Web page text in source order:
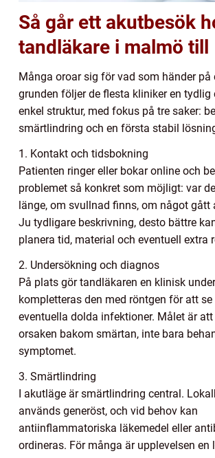
Så går ett akutbesök
tandläkare i malmö till
Många oroar sig för vad som händer på
grunden följer de flesta kliniker en tydlig
enkel struktur, med fokus på tre saker:
smärtlindring och en första stabil
1. Kontakt och tidsbokning
Patienten ringer eller bokar online och
problemet så konkret som möjligt: var
länge, om svullnad finns, om något gått
Ju tydligare beskrivning, desto bättre
planera tid, material och eventuell extra
2. Undersökning och diagnos
På plats gör tandläkaren en klinisk
kompletteras den med röntgen för att se
eventuella dolda infektioner. Målet är
orsaken bakom smärtan, inte bara
symptomet.
3. Smärtlindring
I akutläge är smärtlindring central.
används generöst, och vid behov kan
antiinflammatoriska läkemedel eller
ordineras. För många är upplevelsen en